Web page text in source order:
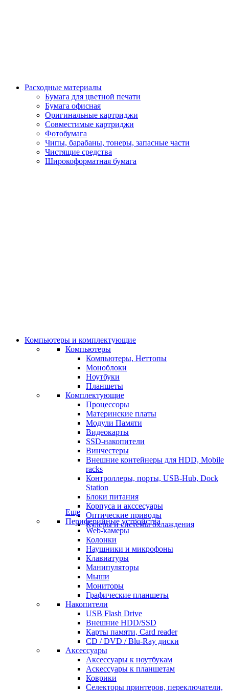
Расходные материалы
Бумага для цветной печати
Бумага офисная
Оригинальные картриджи
Совместимые картриджи
Фотобумага
Чипы, барабаны, тонеры, запасные части
Чистящие средства
Широкоформатная бумага
Компьютеры и комплектующие
Компьютеры
Компьютеры, Неттопы
Моноблоки
Ноутбуки
Планшеты
Комплектующие
Процессоры
Материнские платы
Модули Памяти
Видеокарты
SSD-накопители
Винчестеры
Внешние контейнеры для HDD, Mobile
racks
Контроллеры, порты, USB-Hub, Dock
Station
Блоки питания
Корпуса и акссесуары
Оптические приводы
Кулеры и системы охлаждения
Еще
Периферийные устройства
Web-камеры
Колонки
Наушники и микрофоны
Клавиатуры
Манипуляторы
Мыши
Мониторы
Графические планшеты
Накопители
USB Flash Drive
Внешние HDD/SSD
Карты памяти, Card reader
CD / DVD / Blu-Ray диски
Аксессуары
Аксессуары к ноутбукам
Аскессуары к планшетам
Коврики
Селекторы принтеров, переключатели,